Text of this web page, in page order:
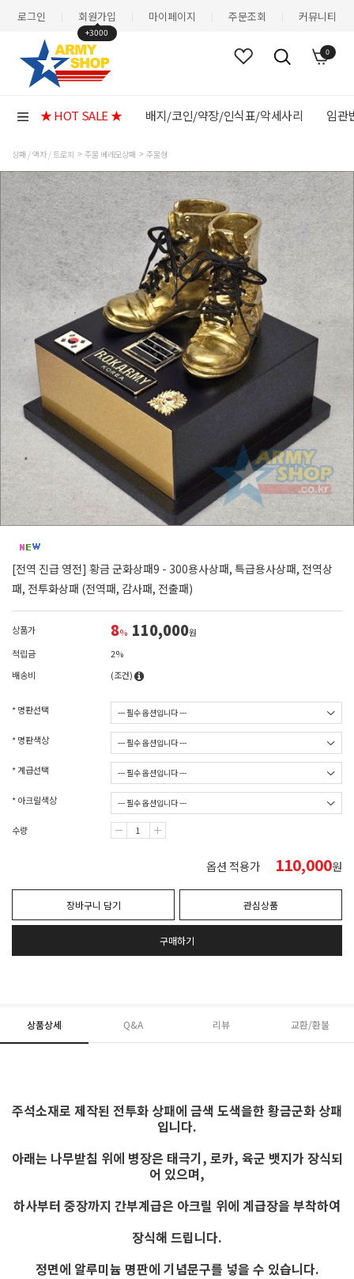
로그인 회원가입
+3000
마이페이지 주문조회 커뮤니티
0
★ HOT SALE ★ 배지/코인/약장/인식표/악세사리 임관
상패 / 액자 / 트로피 주물 베레모상패 주물형
[전역 진급 영전] 황금 군화상패9 - 300용사상패, 특급용사상패, 전역상
패, 전투화상패 (전역패, 감사패, 전출패)
상품가 8% 110,000원
적립금
2%
배송비
(조건)
* 명판선택
* 명판색상
* 계급선택
* 아크릴색상
수량
옵션 적용가 110,000원
장바구니 담기 관심상품
구매하기
상품상세 Q&A 리뷰 교환/환불
주석소재로 제작된 전투화 상패에 금색 도색을한 황금군화 상패
입니다.
아래는 나무받침 위에 병장은 태극기, 로카, 육군 뱃지가 장식되
어 있으며,
하사부터 중장까지 간부계급은 아크릴 위에 계급장을 부착하여
장식해 드립니다.
정면에 알루미늄 명판에 기념문구를 넣을 수 있습니다.